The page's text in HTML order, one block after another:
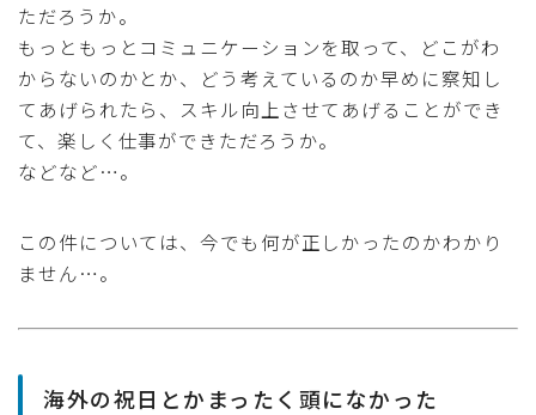
ただろうか。
もっともっとコミュニケーションを取って、どこがわ
からないのかとか、どう考えているのか早めに察知し
てあげられたら、スキル向上させてあげることができ
て、楽しく仕事ができただろうか。
などなど…。
この件については、今でも何が正しかったのかわかり
ません…。
海外の祝日とかまったく頭になかった